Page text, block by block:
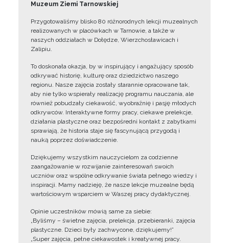
Muzeum Ziemi Tarnowskiej
Przygotowaliśmy blisko 80 różnorodnych lekcji muzealnych
realizowanych w placówkach w Tarnowie, a także w
naszych oddziałach w Dołędze, Wierzchosławicach i
Zalipiu.
To doskonała okazja, by w inspirujący i angażujący sposób
odkrywać historię, kulturę oraz dziedzictwo naszego
regionu. Nasze zajęcia zostały starannie opracowane tak,
aby nie tylko wspierały realizację programu nauczania, ale
również pobudzały ciekawość, wyobraźnię i pasję młodych
odkrywców. Interaktywne formy pracy, ciekawe prelekcje,
działania plastyczne oraz bezpośredni kontakt z zabytkami
sprawiają, że historia staje się fascynującą przygodą i
nauką poprzez doświadczenie.
Dziękujemy wszystkim nauczycielom za codzienne
zaangażowanie w rozwijanie zainteresowań swoich
uczniów oraz wspólne odkrywanie świata pełnego wiedzy i
inspiracji. Mamy nadzieję, że nasze lekcje muzealne będą
wartościowym wsparciem w Waszej pracy dydaktycznej.
Opinie uczestników mówią same za siebie:
„Byliśmy – świetne zajęcia, prelekcja, przebieranki, zajęcia
plastyczne. Dzieci były zachwycone, dziękujemy!”
„Super zajęcia, pełne ciekawostek i kreatywnej pracy.